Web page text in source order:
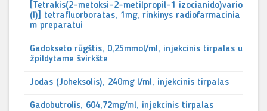
[Tetrakis(2-metoksi-2-metilpropil-1 izocianido)vario
(I)] tetrafluorboratas, 1mg, rinkinys radiofarmacinia
m preparatui
Gadokseto rūgštis, 0,25mmol/ml, injekcinis tirpalas u
žpildytame švirkšte
Jodas (Joheksolis), 240mg I/ml, injekcinis tirpalas
Gadobutrolis, 604,72mg/ml, injekcinis tirpalas